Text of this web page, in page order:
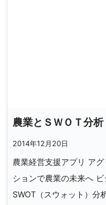
農業とＳＷＯＴ分析
2014年12月20日
農業経営支援アプリ ア
ションで農業の未来へ ビ
SWOT（スウォット）分